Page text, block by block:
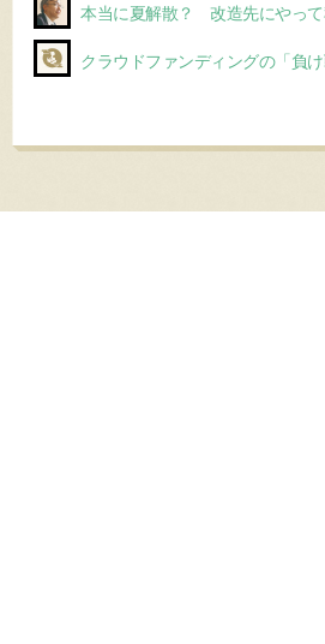
本当に夏解散？ 改造先にやっ
クラウドファンディングの「負け